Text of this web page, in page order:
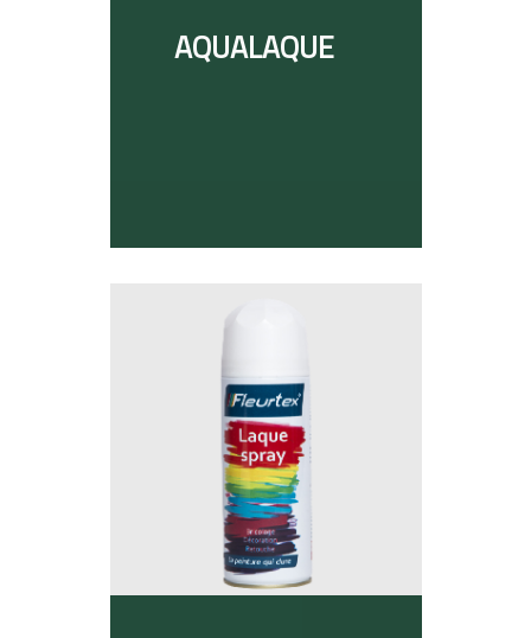
AQUALAQUE